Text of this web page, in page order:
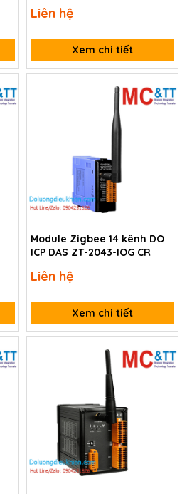
Liên hệ
Xem chi tiết
Module Zigbee 14 kênh DO
ICP DAS ZT-2043-IOG CR
Liên hệ
Xem chi tiết